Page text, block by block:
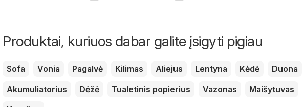
Produktai, kuriuos dabar galite įsigyti pigiau
Sofa Vonia Pagalvė Kilimas Aliejus Lentyna Kėdė
Duona
Akumuliatorius
Dėžė Tualetinis popierius Vazonas
Maišytuvas